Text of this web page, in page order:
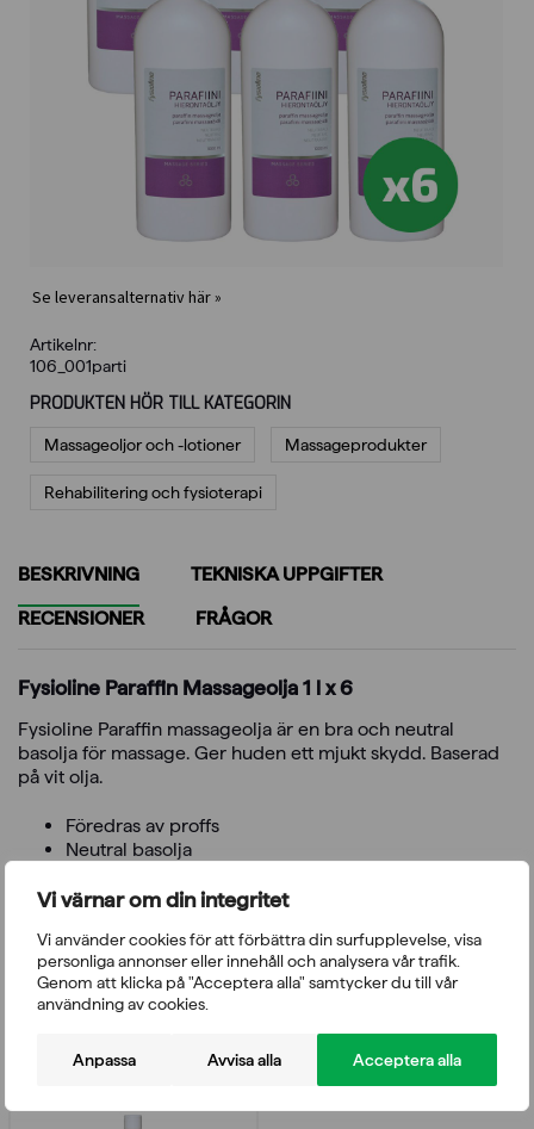
Vi värnar om din integritet
Vi använder cookies för att förbättra din surfupplevelse, visa
personliga annonser eller innehåll och analysera vår trafik.
Genom att klicka på "Acceptera alla" samtycker du till vår
användning av cookies.
Anpassa Avvisa alla Acceptera alla
Se leveransalternativ här »
Artikelnr:
106_001parti
PRODUKTEN HÖR TILL KATEGORIN
Massageoljor och -lotioner Massageprodukter
Rehabilitering och fysioterapi
BESKRIVNING
TEKNISKA UPPGIFTER
RECENSIONER
FRÅGOR
Fysioline Paraffin Massageolja 1 l x 6
Fysioline Paraffin massageolja är en bra och neutral
basolja för massage. Ger huden ett mjukt skydd. Baserad
på vit olja.
Föredras av proffs
Neutral basolja
Grossistförpackning om 6 st
Du kanske också gillar